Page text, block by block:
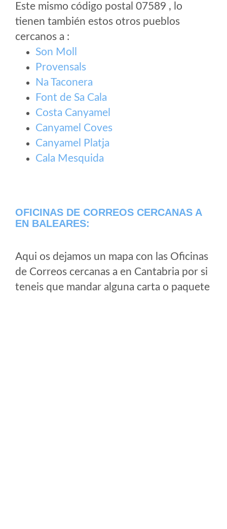
Este mismo código postal 07589 , lo
tienen también estos otros pueblos
cercanos a :
Son Moll
Provensals
Na Taconera
Font de Sa Cala
Costa Canyamel
Canyamel Coves
Canyamel Platja
Cala Mesquida
OFICINAS DE CORREOS CERCANAS A
EN BALEARES:
Aqui os dejamos un mapa con las Oficinas
de Correos cercanas a en Cantabria por si
teneis que mandar alguna carta o paquete